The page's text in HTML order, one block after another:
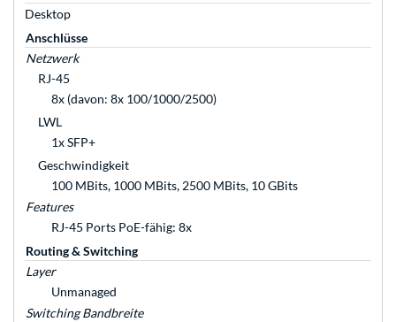
Desktop
Anschlüsse
Netzwerk
RJ-45
8x (davon: 8x 100/1000/2500)
LWL
1x SFP+
Geschwindigkeit
100 MBits, 1000 MBits, 2500 MBits, 10 GBits
Features
RJ-45 Ports PoE-fähig: 8x
Routing & Switching
Layer
Unmanaged
Switching Bandbreite